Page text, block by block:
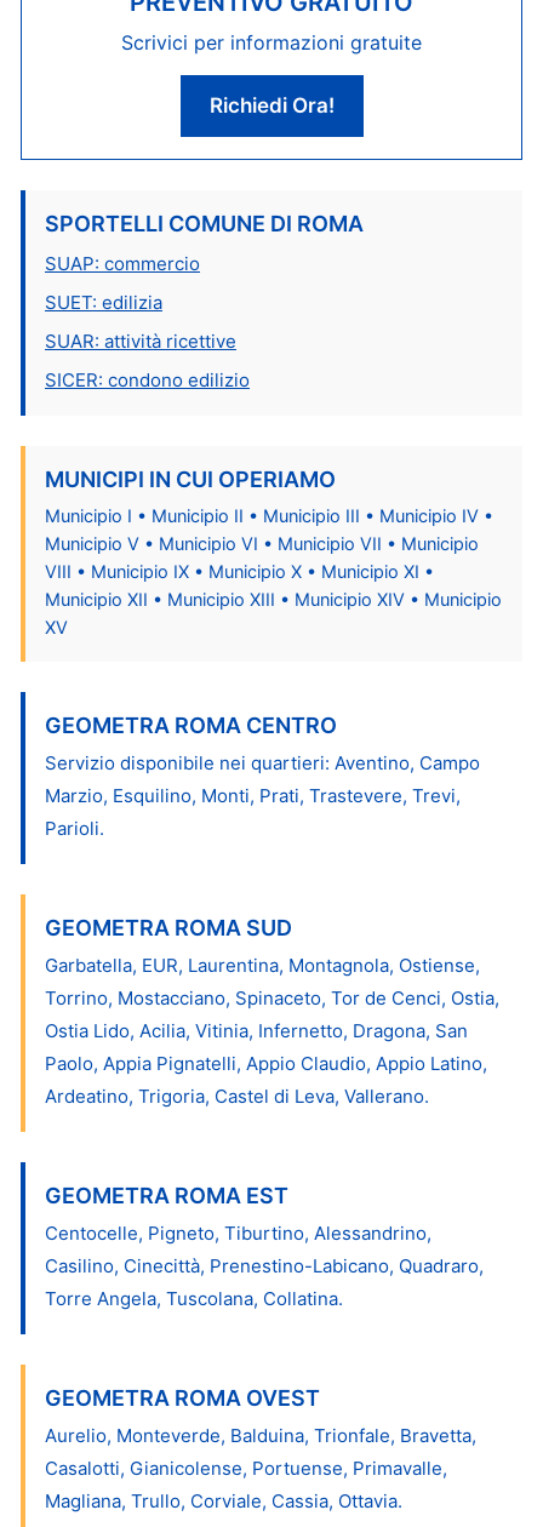
Scrivici per informazioni gratuite
Richiedi Ora!
SPORTELLI COMUNE DI ROMA
SUAP: commercio
SUET: edilizia
SUAR: attività ricettive
SICER: condono edilizio
MUNICIPI IN CUI OPERIAMO
Municipio I • Municipio II • Municipio III • Municipio IV •
Municipio V • Municipio VI • Municipio VII • Municipio
VIII • Municipio IX • Municipio X • Municipio XI •
Municipio XII • Municipio XIII • Municipio XIV • Municipio
XV
GEOMETRA ROMA CENTRO
Servizio disponibile nei quartieri: Aventino, Campo
Marzio, Esquilino, Monti, Prati, Trastevere, Trevi,
Parioli.
GEOMETRA ROMA SUD
Garbatella, EUR, Laurentina, Montagnola, Ostiense,
Torrino, Mostacciano, Spinaceto, Tor de Cenci, Ostia,
Ostia Lido, Acilia, Vitinia, Infernetto, Dragona, San
Paolo, Appia Pignatelli, Appio Claudio, Appio Latino,
Ardeatino, Trigoria, Castel di Leva, Vallerano.
GEOMETRA ROMA EST
Centocelle, Pigneto, Tiburtino, Alessandrino,
Casilino, Cinecittà, Prenestino-Labicano, Quadraro,
Torre Angela, Tuscolana, Collatina.
GEOMETRA ROMA OVEST
Aurelio, Monteverde, Balduina, Trionfale, Bravetta,
Casalotti, Gianicolense, Portuense, Primavalle,
Magliana, Trullo, Corviale, Cassia, Ottavia.